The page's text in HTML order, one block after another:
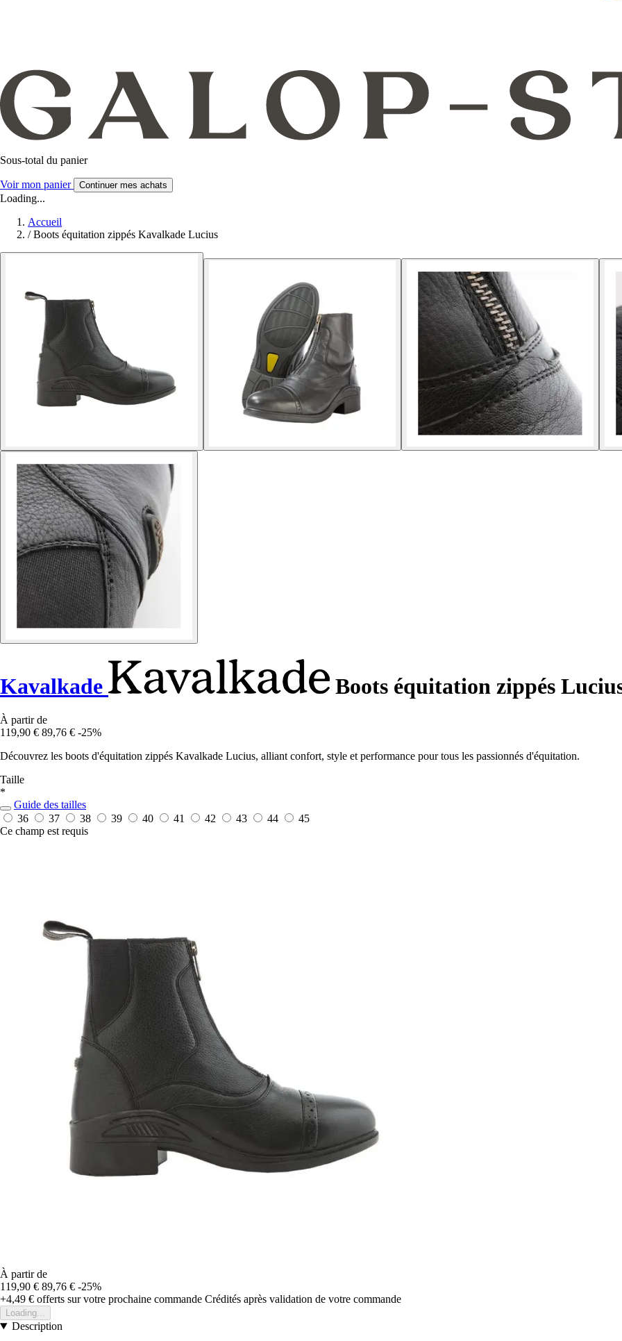
Sous-total du panier
Voir mon panier Continuer mes achats
Loading...
Accueil
/ Boots équitation zippés Kavalkade Lucius
Kavalkade Boots équitation zippés
À partir de
119,90 € 89,76 € -25%
Découvrez les boots d'équitation zippés Kavalkade Lucius, alliant confort, style et performance pour tous les passionnés d'équitation.
Taille
*
Guide des tailles
36
37 38 39 40 41 42 43 44
45
Ce champ est requis
À partir de
119,90 € 89,76 € -25%
+4,49 € offerts sur votre prochaine commande Crédités après validation de votre commande
Loading...
Description